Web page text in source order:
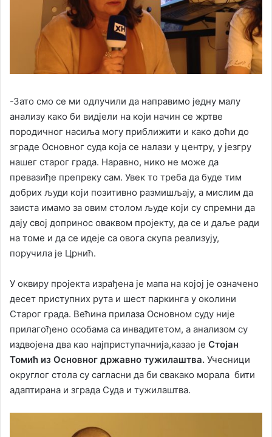
-Зато смо се ми одлучили да направимо једну малу
анализу како би видјели на који начин се жртве
породичног насиља могу приближити и како доћи до
зграде Основног суда која се налази у центру, у језгру
нашег старог града. Наравно, нико не може да
превазиђе препреку сам. Увек то треба да буде тим
добрих људи који позитивно размишљају, а мислим да
заиста имамо за овим столом људе који су спремни да
дају свој допринос оваквом пројекту, да се и даље ради
на томе и да се идеје са овога скупа реализују,
поручила је Црнић.
У оквиру пројекта израђена је мапа на којој је означено
десет приступних рута и шест паркинга у околини
Старог града. Већина прилаза Основном суду није
прилагођено особама са инвадитетом, а анализом су
издвојена два као најприступачнија,казао је Стојан
Томић из Основног државно тужилаштва. Учесници
округлог стола су сагласни да би свакако морала бити
адаптирана и зграда Суда и тужилаштва.